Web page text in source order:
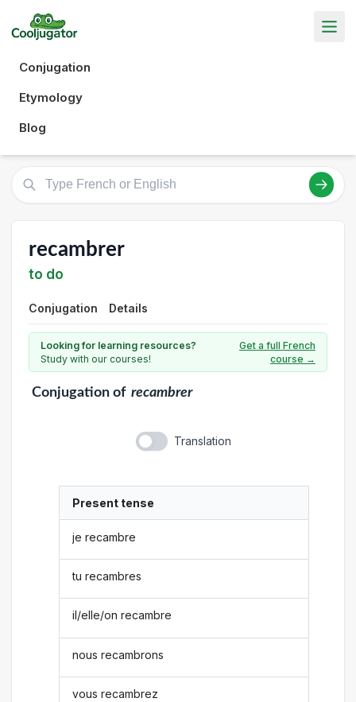
Conjugation
Etymology
Blog
recambrer
to do
Conjugation Details
Looking for learning resources?
Study with our courses!
Get a full French
course →
Conjugationof recambrer
Translation
Present tense
je recambre
tu recambres
il/elle/on recambre
nous recambrons
vous recambrez